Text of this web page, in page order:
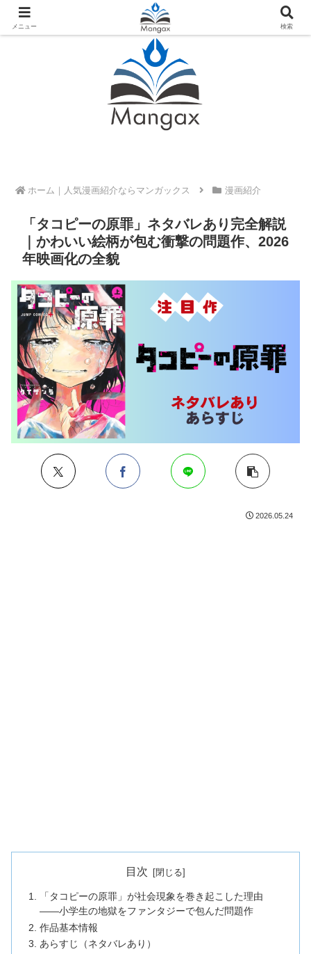
人気おすすめ漫画紹介ならMangax（マンガックス）
ホーム 漫画紹介
「タコピーの原罪」ネタバレあり完全解説
｜かわいい絵柄が包む衝撃の問題作、2026
年映画化の全貌
2026.05.24
目次
「タコピーの原罪」が社会現象を巻き起こした理由
——小学生の地獄をファンタジーで包んだ問題作
作品基本情報
あらすじ（ネタバレあり）
メニュー 検索